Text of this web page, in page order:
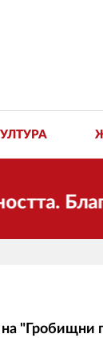
на "Гробищни